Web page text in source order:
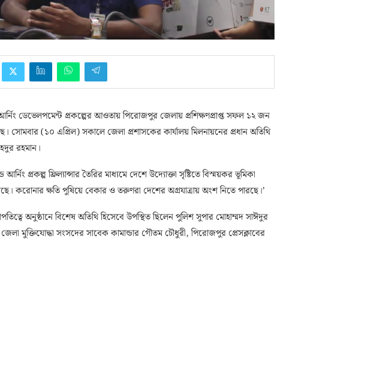
ডেভেলপমেন্ট প্রকল্পের আওতায় পিরোজপুর জেলায় প্রশিক্ষণপ্রাপ্ত সফল ১২ জন
সোমবার (১০ এপ্রিল) সকালে জেলা প্রশাসকের কার্যালয় মিলনায়নের প্রধান অতিথি
রহমান।
প্রকল্প ফ্রিল্যান্সার তৈরির মাধ্যমে দেশে উদ্যোক্তা সৃষ্টিতে বিস্ময়কর ভূমিকা
করোনার ক্ষতি পুষিয়ে বেকার ও তরুণরা দেশের অগ্রযাত্রায় অংশ নিতে পারছে।’
অনুষ্ঠানে বিশেষ অতিথি হিসেবে উপস্থিত ছিলেন পুলিশ সুপার মোহাম্মদ সাঈদুর
মুক্তিযোদ্ধা সংসদের সাবেক কামান্ডার গৌতম চৌধুরী, পিরোজপুর প্রেসক্লাবের